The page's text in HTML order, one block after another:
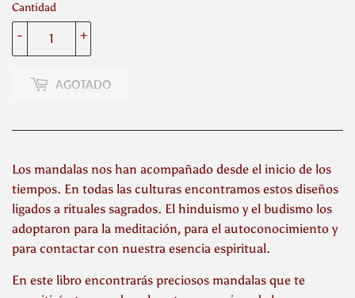
Cantidad
+
-
AGOTADO
Los mandalas nos han acompañado desde el inicio de los
tiempos. En todas las culturas encontramos estos diseños
ligados a rituales sagrados. El hinduismo y el budismo los
adoptaron para la meditación, para el autoconocimiento y
para contactar con nuestra esencia espiritual.
En este libro encontrarás preciosos mandalas que te